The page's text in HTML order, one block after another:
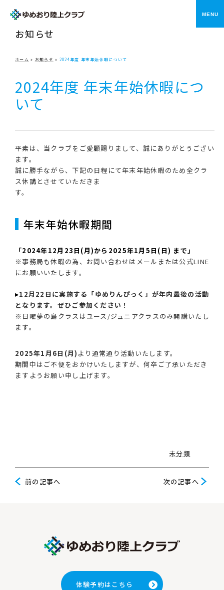
メニ
NEWS
お知らせ
ホーム » お知らせ » 2024年度 年末年始休暇について
2024年度 年末年始休暇につ
いて
平素は、当クラブをご愛顧賜りまして、誠にありがとうござい
ます。
誠に勝手ながら、下記の日程にて年末年始休暇のため全クラ
ス休講とさせていただきま
す。
年末年始休暇期間
「2024年12月23日(月)から2025年1月5日(日) まで」
※事務局も休暇の為、お問い合わせはメールまたは公式LINE
にお願いいたします。
▸12月22日に実施する「ゆめりんぴっく」が年内最後の活動
となります。ぜひご参加ください！
※日曜夢の島クラスはユース/ジュニアクラスのみ開講いたし
ます。
2025年1月6日(月) より通常通り活動いたします。
期間中はご不便をおかけいたしますが、何卒ご了承いただき
ますようお願い申し上げます。
未分類
前
前の記事へ
次
次の記事へ
体験予約はこちら